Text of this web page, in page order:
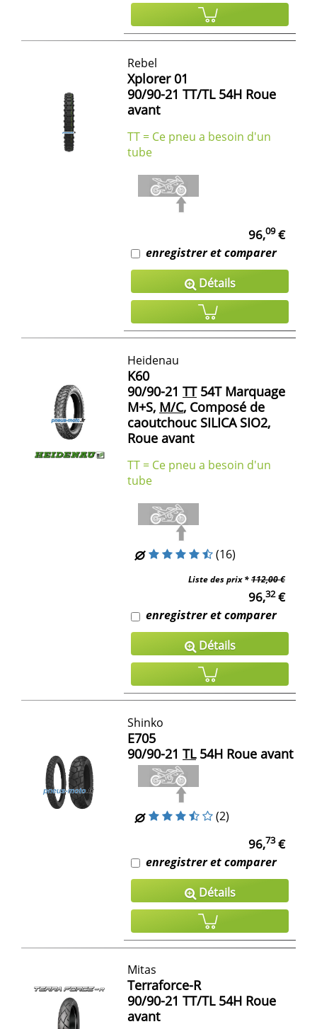
Rebel
Xplorer 01
90/90-21 TT/TL 54H Roue
avant
TT = Ce pneu a besoin d'un
tube
96,09€
enregistrer et comparer
Détails
Heidenau
K60
90/90-21 TT54T Marquage
M+S, M/C, Composé de
caoutchouc SILICA SIO2,
Roue avant
TT = Ce pneu a besoin d'un
tube
(16)
Liste des prix *112,00 €
96,32€
enregistrer et comparer
Détails
Shinko
E705
90/90-21 TL54H Roue avant
(2)
96,73€
enregistrer et comparer
Détails
Mitas
Terraforce-R
90/90-21 TT/TL 54H Roue
avant